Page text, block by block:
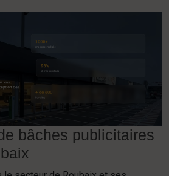
bâches publicitaires